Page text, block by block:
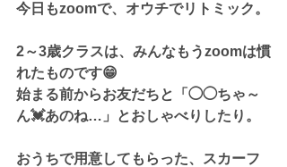
今日もzoomで、オウチでリトミック。
2～3歳クラスは、みんなもうzoomは慣
れたものです😁
始まる前からお友だちと「◯◯ちゃ～
ん💓あのね…」とおしゃべりしたり。
おうちで用意してもらった、スカーフ